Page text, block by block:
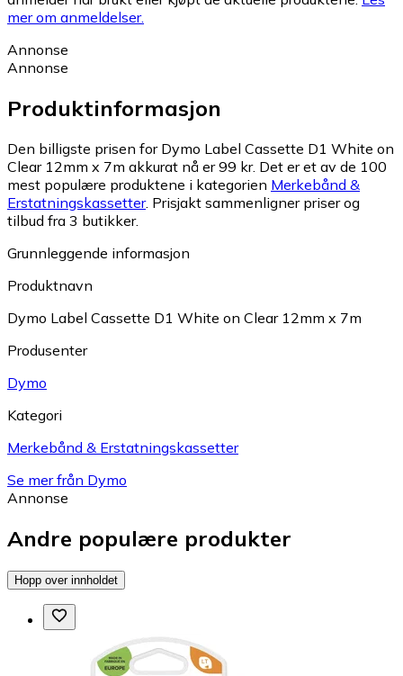
mer om anmeldelser.
Annonse
Annonse
Produktinformasjon
Den billigste prisen for Dymo Label Cassette D1 White on
Clear 12mm x 7m akkurat nå er 99 kr. Det er et av de 100
mest populære produktene i kategorien Merkebånd &
Erstatningskassetter. Prisjakt sammenligner priser og
tilbud fra 3 butikker.
Grunnleggende informasjon
Produktnavn
Dymo Label Cassette D1 White on Clear 12mm x 7m
Produsenter
Dymo
Kategori
Merkebånd & Erstatningskassetter
Se mer från Dymo
Annonse
Andre populære produkter
Hopp over innholdet